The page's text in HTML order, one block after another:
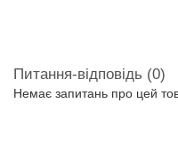
Питання-відповідь (0)
Немає запитань про цей